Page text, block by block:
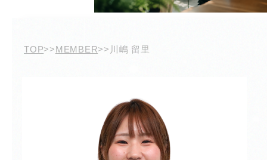
TOP>>MEMBER>> 川嶋 留里